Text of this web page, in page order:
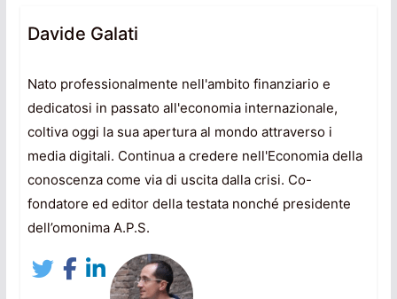
Davide Galati
Nato professionalmente nell'ambito finanziario e
dedicatosi in passato all'economia internazionale,
coltiva oggi la sua apertura al mondo attraverso i
media digitali. Continua a credere nell'Economia della
conoscenza come via di uscita dalla crisi. Co-
fondatore ed editor della testata nonché presidente
dell’omonima A.P.S.